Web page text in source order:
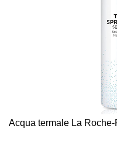
Acqua termale La